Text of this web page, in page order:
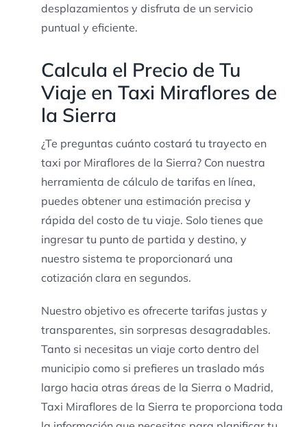
desplazamientos y disfruta de un servicio
puntual y eficiente.
Calcula el Precio de Tu
Viaje en Taxi Miraflores de
la Sierra
¿Te preguntas cuánto costará tu trayecto en
taxi por Miraflores de la Sierra? Con nuestra
herramienta de cálculo de tarifas en línea,
puedes obtener una estimación precisa y
rápida del costo de tu viaje. Solo tienes que
ingresar tu punto de partida y destino, y
nuestro sistema te proporcionará una
cotización clara en segundos.
Nuestro objetivo es ofrecerte tarifas justas y
transparentes, sin sorpresas desagradables.
Tanto si necesitas un viaje corto dentro del
municipio como si prefieres un traslado más
largo hacia otras áreas de la Sierra o Madrid,
Taxi Miraflores de la Sierra te proporciona toda